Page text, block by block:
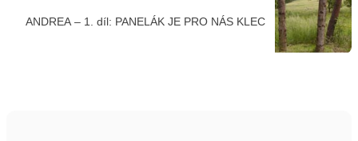
ANDREA – 1. díl: PANELÁK JE PRO NÁS KLEC